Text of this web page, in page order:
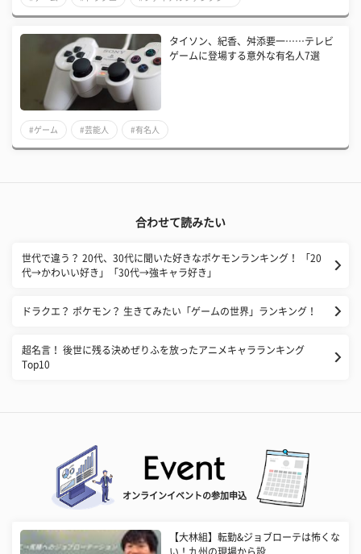
タイソン、紀香、舛添要一……テレビ
ゲームに登場する意外な有名人7選
#ゲーム #芸能人 #有名人
合わせて読みたい
世代で違う？ 20代、30代に聞いた好きなポケモンランキング！ 「20
代→かわいい好き」「30代→強キャラ好き」
ドラクエ？ ポケモン？ 生きてみたい「ゲームの世界」ランキング！
超名言！ 後世に残る決めぜりふを放ったアニメキャラランキング
Top10
オンラインイベントの参加申込
【大林組】転勤&ジョブローテは怖くな
い！九州の現場から設